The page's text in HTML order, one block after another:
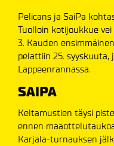
Pelicans ja SaiPa
Tuolloin kotijoukkue
3. Kauden
pelattiin 25.
Lappeenrannassa.
SAIPA
Keltamustien täysi
ennen
Karjala-turnauksen